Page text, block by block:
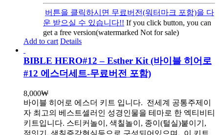
버튼을 클릭하시면 무료버전(워터마크 포함)을 다
운 받으실 수 있습니다!! If you click button, you can
get a free version(watermarked Not for sale)
Add to cart Details
BIBLE HERO#12 – Esther Kit (바이블 히어로
#12 에스더세트-무료버전 포함)
8,000₩
바이블 히어로 에스더 키트 입니다. 전세계 공통주제이
자 최고의 베스트셀러인 성경인물을 테마로 한 엑티비티
키트입니다. 스티커놀이, 색칠놀이, 종이(털실)붙이기,
점잇기, 색칠증강현실등으로 구성되어있으며, 이 키트